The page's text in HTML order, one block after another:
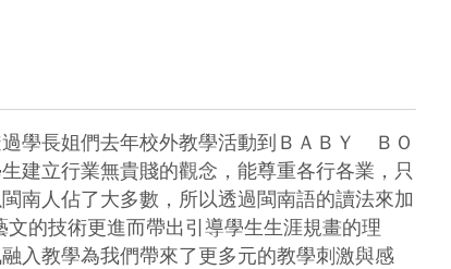
學長姐們去年校外教學活動到ＢＡＢＹ　ＢＯ
建立行業無貴賤的觀念，能尊重各行各業，只
南人佔了大多數，所以透過閩南語的讀法來加
的技術更進而帶出引導學生生涯規畫的理
入教學為我們帶來了更多元的教學刺激與感